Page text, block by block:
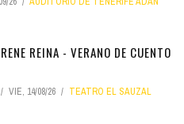
REINA - VERANO DE CUENTO
VIE, 14/08/26 TEATRO EL SAUZAL